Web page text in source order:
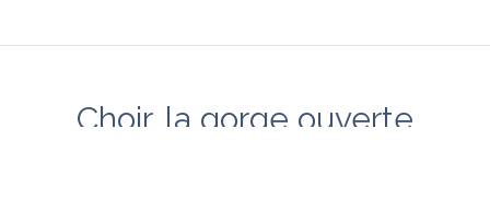
Choir, la gorge ouverte